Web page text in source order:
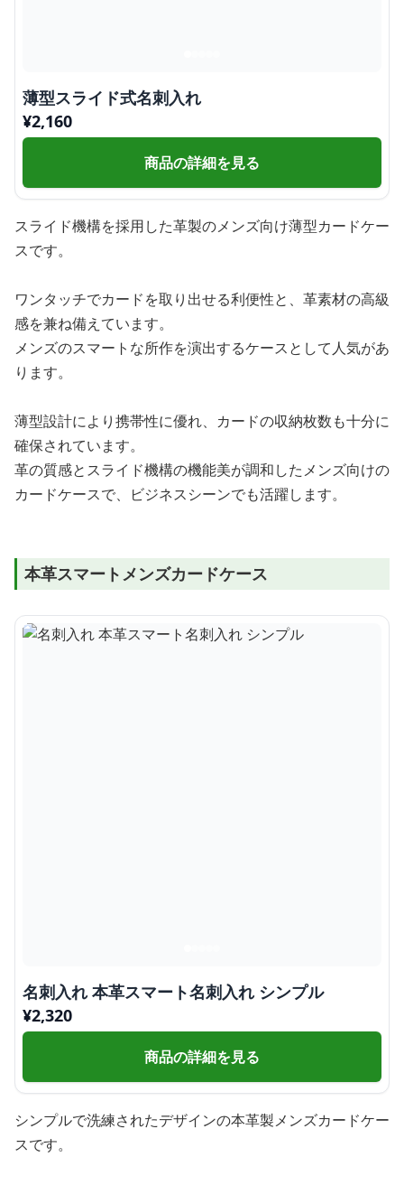
薄型スライド式名刺入れ
¥2,160
商品の詳細を見る
スライド機構を採用した革製のメンズ向け薄型カードケー
スです。
ワンタッチでカードを取り出せる利便性と、革素材の高級
感を兼ね備えています。
メンズのスマートな所作を演出するケースとして人気があ
ります。
薄型設計により携帯性に優れ、カードの収納枚数も十分に
確保されています。
革の質感とスライド機構の機能美が調和したメンズ向けの
カードケースで、ビジネスシーンでも活躍します。
本革スマートメンズカードケース
名刺入れ 本革スマート名刺入れ シンプル
¥2,320
商品の詳細を見る
シンプルで洗練されたデザインの本革製メンズカードケー
スです。